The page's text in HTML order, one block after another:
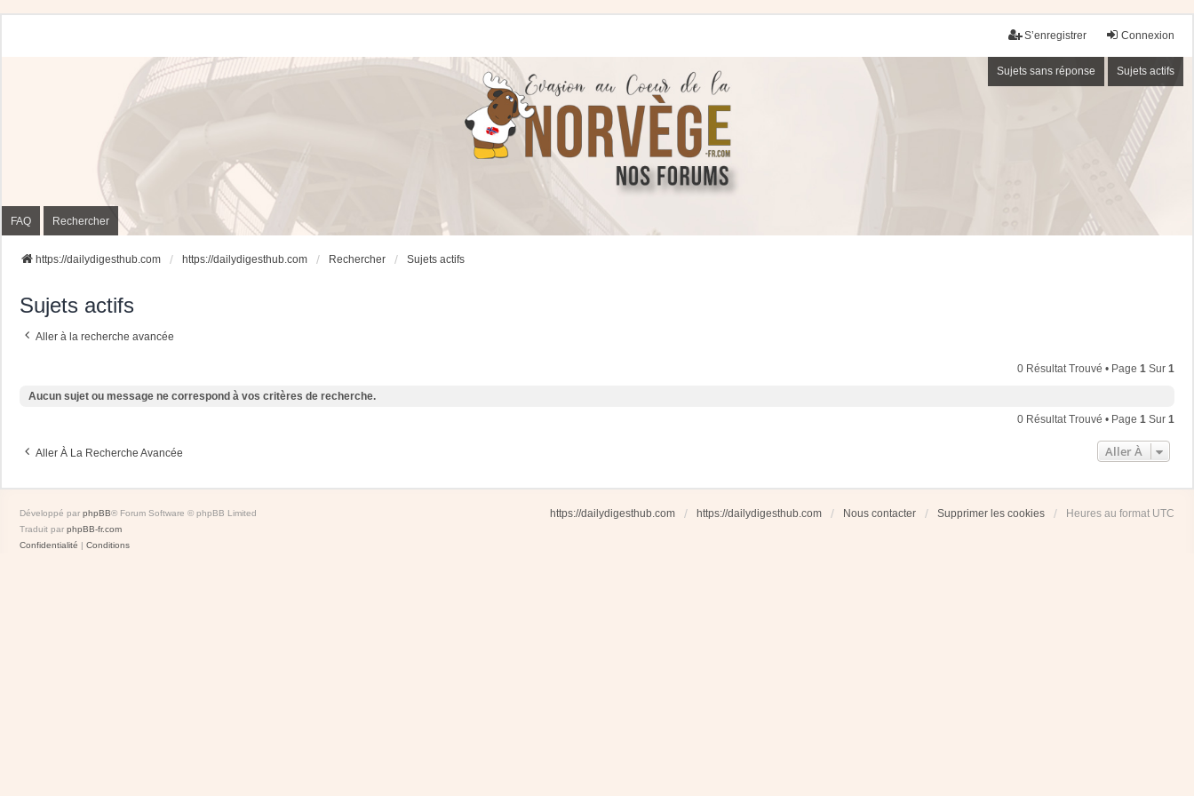
Connexion
S’enregistrer
Sujets sans réponse Sujets actifs
FAQ Rechercher
https://dailydigesthub.com https://dailydigesthub.com Rechercher Sujets actifs
Sujets actifs
Aller à la recherche avancée
0 Résultat Trouvé • Page 1 Sur 1
Aucun sujet ou message ne correspond à vos critères de recherche.
0 Résultat Trouvé • Page 1 Sur 1
Aller À La Recherche Avancée Aller À
https://dailydigesthub.com https://dailydigesthub.com Nous contacter Supprimer les cookies Heures au format UTC
Développé par phpBB® Forum Software © phpBB Limited
Traduit par phpBB-fr.com
Confidentialité | Conditions